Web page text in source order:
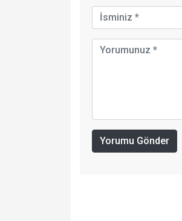
Yorumu Gönder